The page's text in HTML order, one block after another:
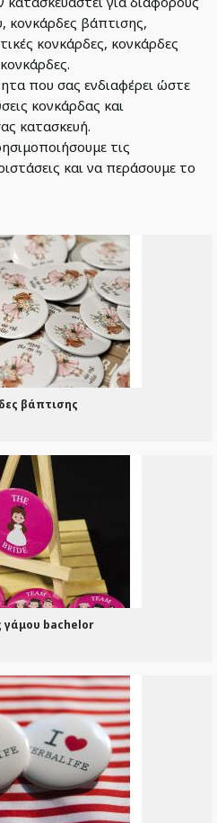
κονκάρδες βάπτισης,
κονκάρδες, κονκάρδες
που σας ενδιαφέρει ώστε
κονκάρδας και
κατασκευή.
τις
και να περάσουμε το
βάπτισης
γάμου bachelor